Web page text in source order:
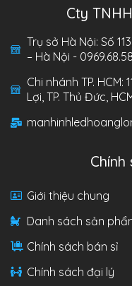
Cty
Trụ sở Hà Nội: Số
– Hà Nội -
Chi nhánh TP. HCM:
Lợi, TP. Thủ Đức,
Chính
Giới thiệu chung
Danh sách sản
Chính sách bán sỉ
Chính sách đại lý